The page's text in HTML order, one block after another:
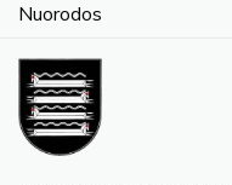
Nuorodos